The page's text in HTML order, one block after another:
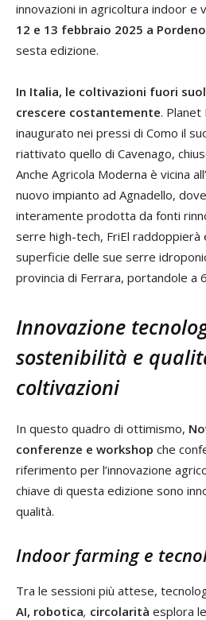
innovazioni in agricoltura indoor e
12 e 13 febbraio 2025 a
sesta edizione.
In Italia, le coltivazioni fuori
crescere costantemente. Planet
inaugurato nei pressi di Como il
riattivato quello di Cavenago,
Anche Agricola Moderna è vicina
nuovo impianto ad Agnadello,
interamente prodotta da fonti
serre high-tech, FriEl raddoppierà
superficie delle sue serre
provincia di Ferrara, portandole a
Innovazione
sostenibilità e
coltivazioni
In questo quadro di ottimismo,
conferenze e workshop che
riferimento per l’innovazione
chiave di questa edizione sono
qualità.
Indoor farming e
Tra le sessioni più attese,
AI, robotica, circolarità esplora